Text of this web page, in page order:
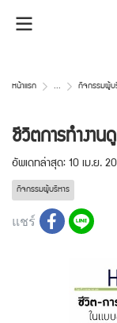
หน้าแรก ... กิจกรรมผู้บ
ชีวิตการทำงาน
อัพเดทล่าสุด: 10 เม.ย.
กิจกรรมผู้บริหาร
แชร์